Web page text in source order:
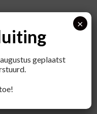
geplaatst
×